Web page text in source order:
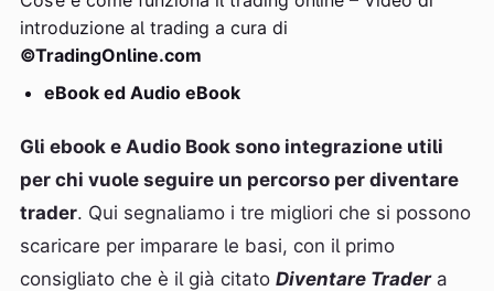
introduzione al trading a cura di
©TradingOnline.com
eBook ed Audio eBook
Gli ebook e Audio Book sono integrazione utili
per chi vuole seguire un percorso per diventare
trader. Qui segnaliamo i tre migliori che si possono
scaricare per imparare le basi, con il primo
consigliato che è il già citato Diventare Tradera